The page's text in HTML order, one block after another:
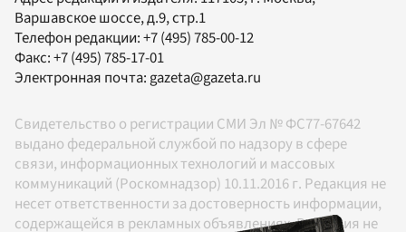
Варшавское шоссе, д.9, стр.1
Телефон редакции:+7 (495) 785-00-12
Факс:+7 (495) 785-17-01
Электронная почта:gazeta@gazeta.ru
Свидетельство о регистрации СМИ Эл № ФС77-67642
выдано федеральной службой по надзору в сфере
связи, информационных технологий и массовых
коммуникаций (Роскомнадзор) 10.11.2016 г. Редакция не
несет ответственности за достоверность информации,
содержащейся в рекламных объявлениях. Редакция не